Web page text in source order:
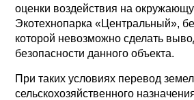
оценки воздействия на
Экотехнопарка «Центральный»,
которой невозможно сделать
безопасности данного объекта.
При таких условиях перевод
сельскохозяйственного